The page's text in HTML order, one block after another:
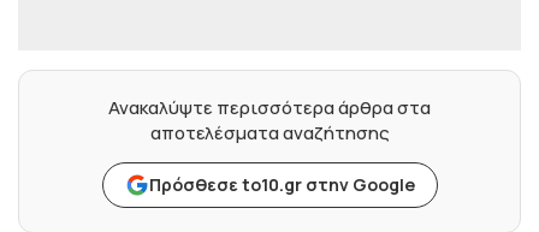
Ανακαλύψτε περισσότερα άρθρα στα
αποτελέσματα αναζήτησης
Πρόσθεσε to10.gr στην Google